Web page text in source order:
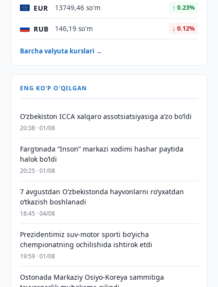
EUR 13749,46 so'm ↑ 0.23%
RUB 146,19 so'm ↓ 0.12%
Barcha valyuta kurslari →
ENG KO'P O'QILGAN
O‘zbekiston ICCA xalqaro assotsiatsiyasiga aʼzo bo‘ldi
20:38 · 01/08
Farg‘onada “Inson” markazi xodimi hashar paytida
halok bo‘ldi
20:25 · 01/08
7 avgustdan O‘zbekistonda hayvonlarni ro‘yxatdan
o‘tkazish boshlanadi
18:45 · 04/08
Prezidentimiz suv-motor sporti bo‘yicha
chempionatning ochilishida ishtirok etdi
19:59 · 01/08
Ostonada Markaziy Osiyo-Koreya sammitiga